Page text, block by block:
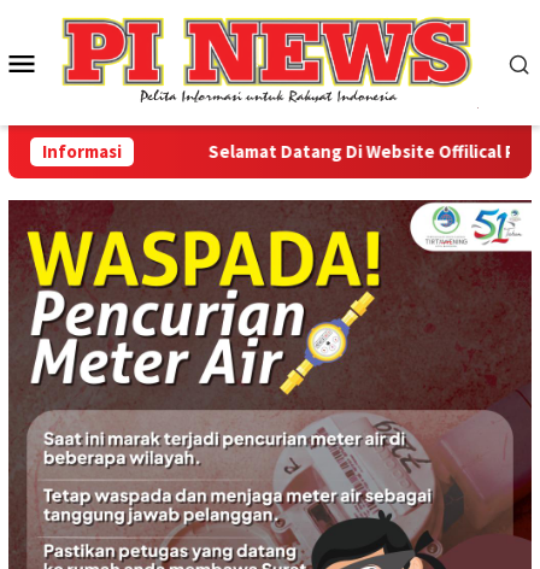
konten
Menu
Mobile
Informasi Selamat Datang Di Website Offilical PI-